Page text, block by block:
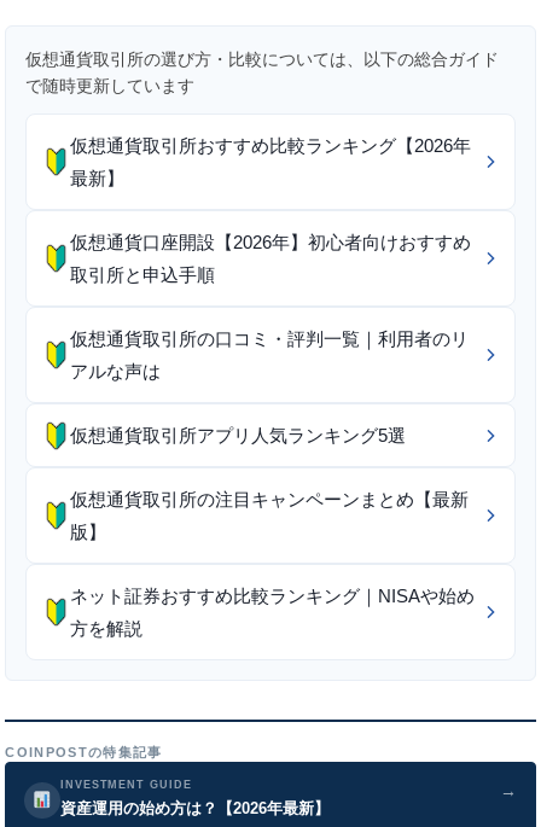
仮想通貨取引所の選び方・比較については、以下の総合ガイド
で随時更新しています
仮想通貨取引所おすすめ比較ランキング【2026年
最新】
仮想通貨口座開設【2026年】初心者向けおすすめ
取引所と申込手順
仮想通貨取引所の口コミ・評判一覧｜利用者のリ
アルな声は
仮想通貨取引所アプリ人気ランキング5選
仮想通貨取引所の注目キャンペーンまとめ【最新
版】
ネット証券おすすめ比較ランキング｜NISAや始め
方を解説
COINPOSTの特集記事
INVESTMENT GUIDE
資産運用の始め方は？【2026年最新】
→